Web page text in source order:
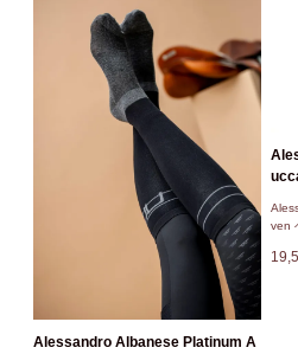
Alessandro Albanese Platinum A
ven